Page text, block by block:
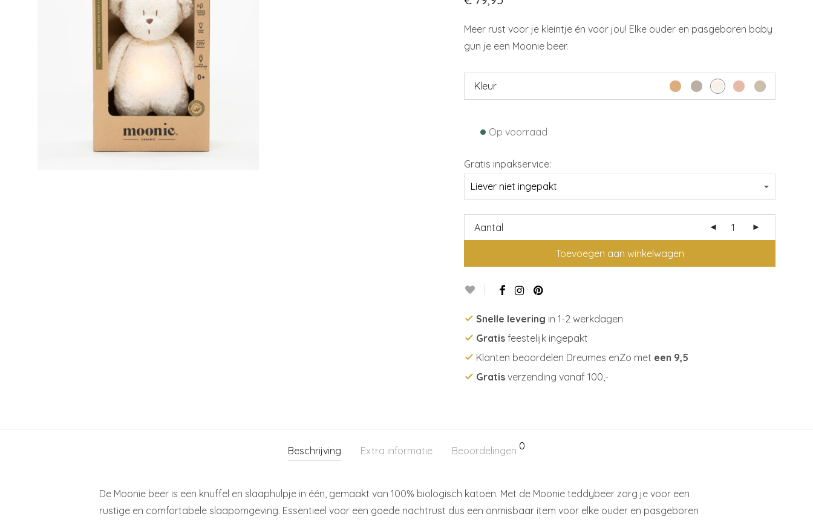
Meer rust voor je kleintje én voor jou! Elke ouder en pasgeboren baby
gun je een Moonie beer.
Kleur
• Op voorraad
Gratis inpakservice:
Aantal
Toevoegen aan winkelwagen
Snelle levering in 1-2 werkdagen
Gratis feestelijk ingepakt
Klanten beoordelen Dreumes enZo met een 9,5
Gratis verzending vanaf 100,-
Beschrijving Extra informatie Beoordelingen 0
De Moonie beer is een knuffel en slaaphulpje in één, gemaakt van 100% biologisch katoen. Met de Moonie teddybeer zorg je voor een
rustige en comfortabele slaapomgeving. Essentieel voor een goede nachtrust dus een onmisbaar item voor elke ouder en pasgeboren